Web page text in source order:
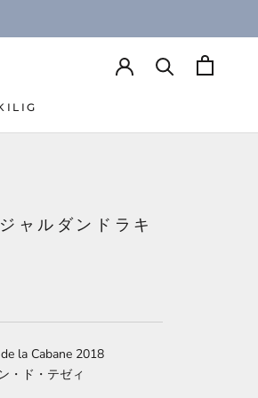
ャルダンドラキ
la Cabane 2018
・ド・テゼィ